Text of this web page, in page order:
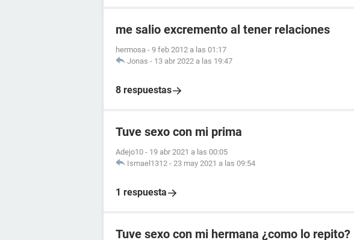
me salio excremento al tener relaciones
hermosa - 9 feb 2012 a las 01:17
Jonas - 13 abr 2022 a las 19:47
8 respuestas
Tuve sexo con mi prima
Adejo10 - 19 abr 2021 a las 00:05
Ismael1312 - 23 may 2021 a las 09:54
1 respuesta
Tuve sexo con mi hermana ¿como lo repito?